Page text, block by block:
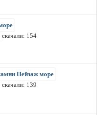
154
Пейзаж море
139